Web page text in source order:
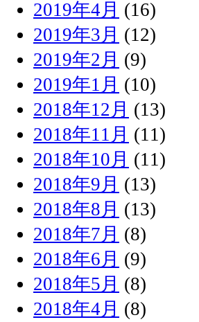
2019年4月 (16)
2019年3月 (12)
2019年2月 (9)
2019年1月 (10)
2018年12月 (13)
2018年11月 (11)
2018年10月 (11)
2018年9月 (13)
2018年8月 (13)
2018年7月 (8)
2018年6月 (9)
2018年5月 (8)
2018年4月 (8)